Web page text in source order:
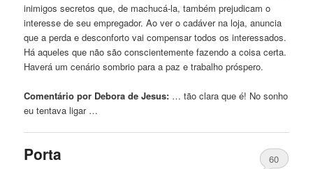
inimigos secretos que, de machucá-la, também prejudicam o
interesse de seu empregador. Ao ver o cadáver na loja, anuncia
que a perda e desconforto vai compensar todos os interessados.
Há aqueles que não são conscientemente fazendo a coisa certa.
Haverá um cenário sombrio para a paz e trabalho próspero.
Comentário por Debora de Jesus: … tão clara que é! No sonho
eu tentava ligar …
Porta
60